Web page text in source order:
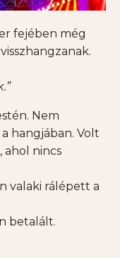
fejében még
Nem
hangjában. Volt
ahol nincs
valaki rálépett a
betalált.